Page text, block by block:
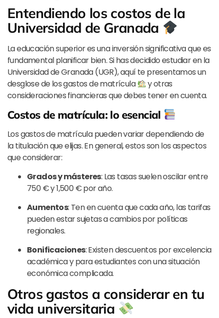
Entendiendo los costos de la
Universidad de Granada
La educación superior es una inversión significativa que es
fundamental planificar bien. Si has decidido estudiar en la
Universidad de Granada (UGR), aquí te presentamos un
desglose de los gastos de matrícula
y otras
consideraciones financieras que debes tener en cuenta.
Costos de matrícula: lo esencial
Los gastos de matrícula pueden variar dependiendo de
la titulación que elijas. En general, estos son los aspectos
que considerar:
Grados y másteres: Las tasas suelen oscilar entre
750 € y 1,500 € por año.
Aumentos: Ten en cuenta que cada año, las tarifas
pueden estar sujetas a cambios por políticas
regionales.
Bonificaciones: Existen descuentos por excelencia
académica y para estudiantes con una situación
económica complicada.
Otros gastos a considerar en tu
vida universitaria